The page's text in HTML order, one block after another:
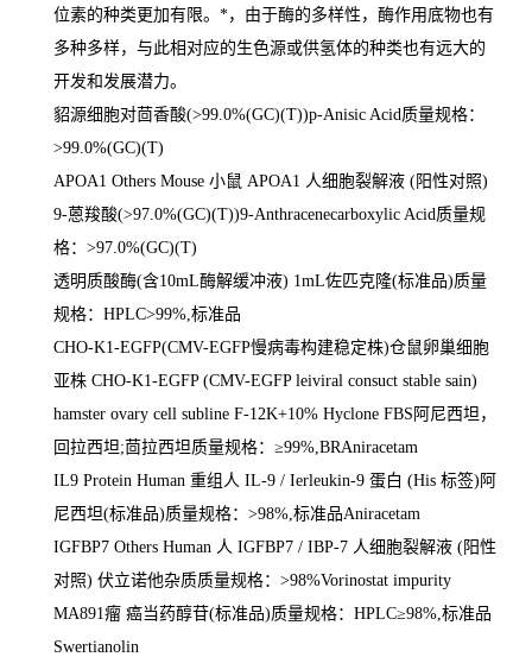
位素的种类更加有限。 *，由于酶的多样性，酶作用底物也有
多种多样，与此相对应的生色源或供氢体的种类也有远大的
开发和发展潜力。
貂源细胞对茴香酸(>99.0%(GC)(T))p-Anisic Acid 质量规格：
>99.0%(GC)(T)
APOA1 Others Mouse 小鼠 APOA1 人细胞裂解液 (阳性对照)
9-蒽羧酸(>97.0%(GC)(T))9-Anthracenecarboxylic Acid 质量规
格： >97.0%(GC)(T)
透明质酸酶(含10mL酶解缓冲液) 1mL佐匹克隆(标准品)质量
规格： HPLC>99%, 标准品
CHO-K1-EGFP(CMV-EGFP慢病毒构建稳定株)仓鼠卵巢细胞
亚株 CHO-K1-EGFP (CMV-EGFP leiviral consuct stable sain)
hamster ovary cell subline F-12K+10% Hyclone FBS 阿尼西坦，
回拉西坦;茴拉西坦质量规格：≥99%,BRAniracetam
IL9 Protein Human 重组人 IL-9 / Ierleukin-9 蛋白 (His 标签) 阿
尼西坦(标准品)质量规格： >98%, 标准品Aniracetam
IGFBP7 Others Human 人 IGFBP7 / IBP-7 人细胞裂解液 (阳性
对照) 伏立诺他杂质质量规格： >98%Vorinostat impurity
MA891 瘤 癌当药醇苷(标准品)质量规格： HPLC≥98%, 标准品
Swertianolin